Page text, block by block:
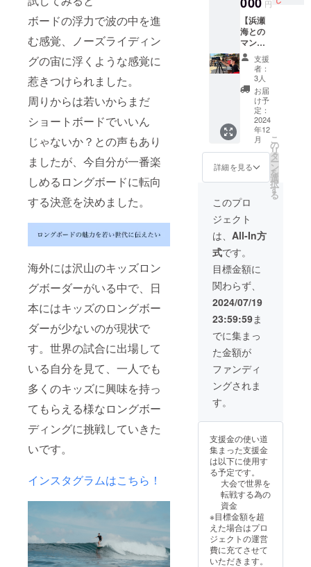
ボードの浮力で波の中を進
む感覚、ノーズライディン
グの宙に浮くような感覚に
惹きつけられました。
周りからは若いからまだ
ショートボードでいいん
じゃないか？との声もあり
ましたが、今自分が一番楽
しめるロングボードに転向
する決意を決めました。
海外には沢山のキッズロン
グボーダーがいる中で、日
本にはキッズのロングボー
ダーが少ないのが現状で
す。世界の試合に出場して
いる自分を見て、一人でも
多くのキッズに興味を持っ
てもらえる様なロングボー
ディングに挑戦していきた
いです。
インスタグラムはこちら！
Floating
Current
・サイ
ズ 9.5
・Logo
円
【浜瀬
海との
マン
ツーマ
ンレッ
スン】
２時間
のマン
ツーマ
ンレッ
スンで
す！ ・
実施概
要 ２
時間 ×
１回 ・
有効期
限
2024年
12月ま
で ・受
講方
法 実
施場
所 湘
南 実施
場所ま
での交
通費は
支援者
でご負
担下さ
い。 支
援者の
レベル
ボード
のサイ
ズ、
サー
フィン
歴を記
くださ
い！
支援
者：
3人
お届
け予
定：
2024
年12
月
詳細を見る
こ
の
リ
タ
ー
ン
を
選
択
す
る
このプロ
ジェクト
は、 All-In方
式です。
目標金額に
関わらず、
2024/07/19
23:59:59ま
でに集まっ
た金額が
ファンディ
ングされま
す。
支援金の使い道
集まった支援金
は以下に使用す
る予定です。
大会で世界を
転戦する為の
資金
※目標金額を超
えた場合はプロ
ジェクトの運営
費に充てさせて
いただきます。